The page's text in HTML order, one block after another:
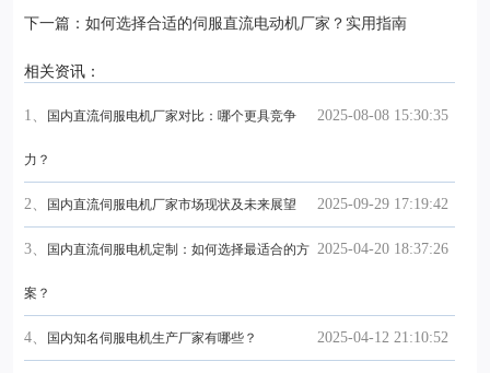
下一篇：如何选择合适的伺服直流电动机厂家？实用指南
相关资讯：
2025-08-08 15:30:35
1、 国内直流伺服电机厂家对比：哪个更具竞争
力？
2025-09-29 17:19:42
2、 国内直流伺服电机厂家市场现状及未来展望
2025-04-20 18:37:26
3、 国内直流伺服电机定制：如何选择最适合的方
案？
2025-04-12 21:10:52
4、 国内知名伺服电机生产厂家有哪些？